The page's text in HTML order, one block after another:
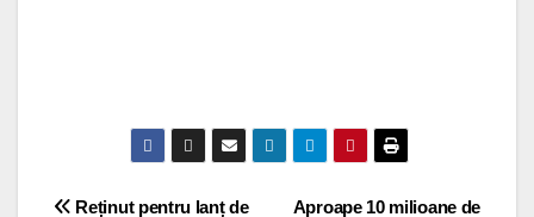
Aproape 10 milioane de
Reținut pentru lanț de